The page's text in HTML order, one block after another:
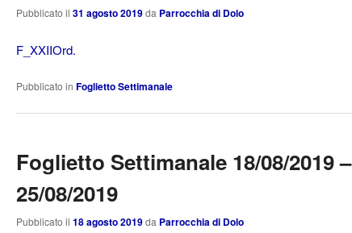
Pubblicato il 31 agosto 2019da Parrocchia di Dolo
F_XXIIOrd.
Pubblicato in Foglietto Settimanale
Foglietto Settimanale 18/08/2019 –
25/08/2019
Pubblicato il 18 agosto 2019da Parrocchia di Dolo